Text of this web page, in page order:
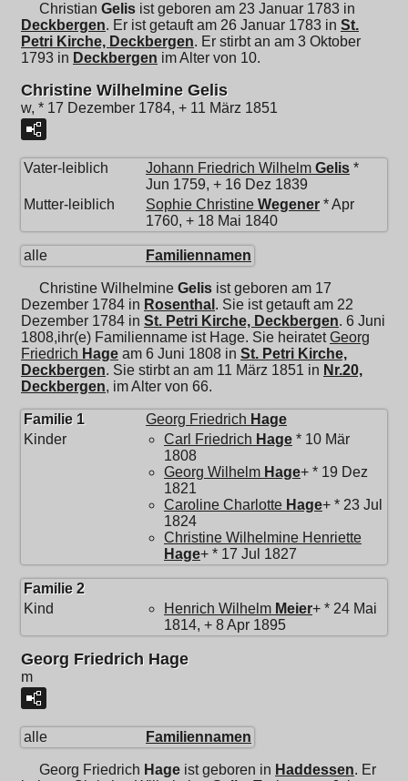
Christian Gelis ist geboren am 23 Januar 1783 in
Deckbergen. Er ist getauft am 26 Januar 1783 in St.
Petri Kirche, Deckbergen. Er stirbt an am 3 Oktober
1793 in Deckbergen im Alter von 10.
Christine Wilhelmine Gelis
w, * 17 Dezember 1784, + 11 März 1851
Vater-leiblich Johann Friedrich Wilhelm Gelis *
Jun 1759, + 16 Dez 1839
Mutter-leiblich
Sophie Christine Wegener * Apr
1760, + 18 Mai 1840
alle Familiennamen
Christine Wilhelmine Gelis ist geboren am 17
Dezember 1784 in Rosenthal . Sie ist getauft am 22
Dezember 1784 in St. Petri Kirche, Deckbergen. 6 Juni
1808,ihr(e) Familienname ist Hage. Sie heiratetGeorg
Friedrich Hage am 6 Juni 1808 in St. Petri Kirche,
Deckbergen. Sie stirbt an am 11 März 1851 in Nr.20,
Deckbergen, im Alter von 66.
Familie 1 Georg Friedrich Hage
Kinder
Carl Friedrich Hage * 10 Mär
1808
Georg Wilhelm Hage+ * 19 Dez
1821
Caroline Charlotte Hage+ * 23 Jul
1824
Christine Wilhelmine Henriette
Hage+ * 17 Jul 1827
Familie 2
Kind
Henrich Wilhelm Meier+ * 24 Mai
1814, + 8 Apr 1895
Georg Friedrich Hage
m
alle Familiennamen
Georg Friedrich Hage ist geboren in Haddessen. Er